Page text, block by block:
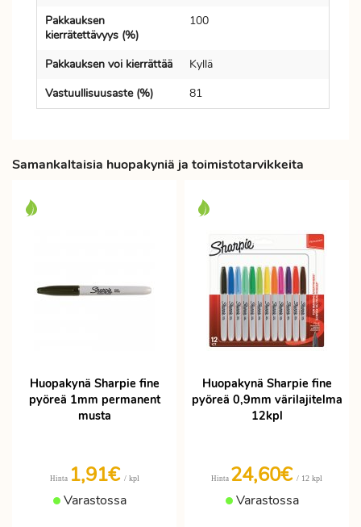
Pakkauksen
kierrätettävyys (%)
100
Pakkauksen voi kierrättää
Kyllä
Vastuullisuusaste (%)
81
Samankaltaisia huopakyniä ja toimistotarvikkeita
Huopakynä Sharpie fine
pyöreä 1mm permanent
musta
Hinta 1,91€ / kpl
Varastossa
Huopakynä Sharpie fine
pyöreä 0,9mm värilajitelma
12kpl
Hinta 24,60€ / 12 kpl
Varastossa